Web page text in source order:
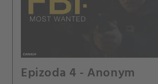
Epizoda 4 - Anonym